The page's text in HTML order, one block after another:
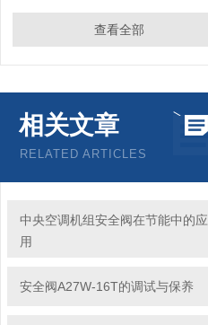
查看全部
相关文章
RELATED ARTICLES
中央空调机组安全阀在节能中的应
用
安全阀A27W-16T的调试与保养